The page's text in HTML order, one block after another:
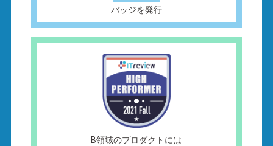
バッジを発行
B領域のプロダクトには